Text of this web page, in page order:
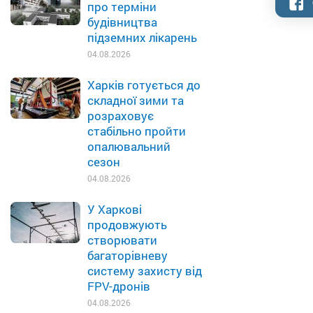
про терміни
будівництва
підземних лікарень
04.08.2026
Харків готується до
складної зими та
розраховує
стабільно пройти
опалювальний
сезон
04.08.2026
У Харкові
продовжують
створювати
багаторівневу
систему захисту від
FPV-дронів
04.08.2026